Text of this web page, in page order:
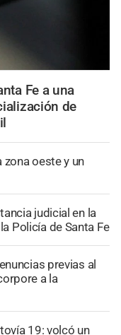
Fe a una
de
oeste y un
judicial en la
Policía de Santa Fe
previas al
a la
19: volcó un